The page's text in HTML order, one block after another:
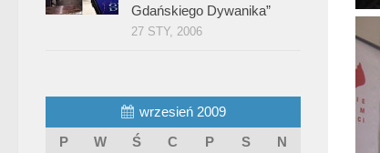
Gdańskiego Dywanika”
27 STY, 2006
wrzesień 2009
P
W Ś C P S
N